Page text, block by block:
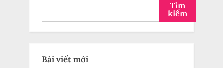
Tìm
kiếm
Bài viết mới